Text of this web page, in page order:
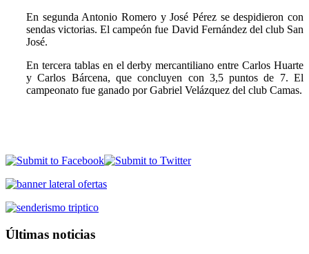
En segunda Antonio Romero y José Pérez se despidieron con
sendas victorias. El campeón fue David Fernández del club San
José.
En tercera tablas en el derby mercantiliano entre Carlos Huarte
y Carlos Bárcena, que concluyen con 3,5 puntos de 7. El
campeonato fue ganado por Gabriel Velázquez del club Camas.
Últimas noticias